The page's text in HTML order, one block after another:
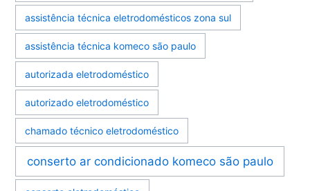
assistência técnica eletrodomésticos zona sul
assistência técnica komeco são paulo
autorizada eletrodoméstico
autorizado eletrodoméstico
chamado técnico eletrodoméstico
conserto ar condicionado komeco são paulo